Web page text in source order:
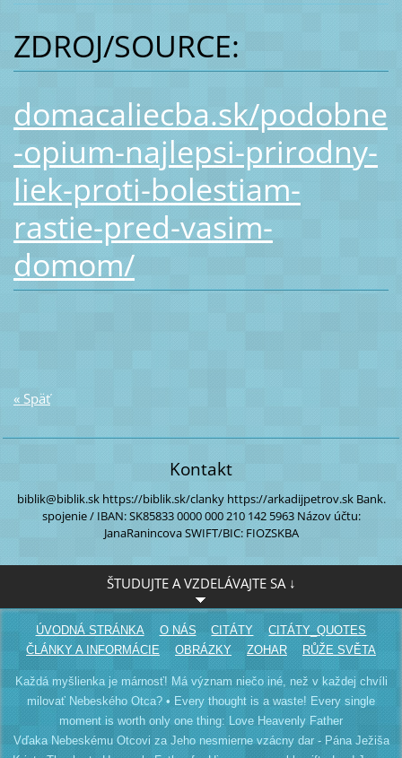
ZDROJ/SOURCE:
domacaliecba.sk/podobne
-opium-najlepsi-prirodny-
liek-proti-bolestiam-
rastie-pred-vasim-
domom/
« Späť
Kontakt
biblik@biblik.skhttps://biblik.sk/clankyhttps://arkadijpetrov.skBank.
spojenie / IBAN:SK85833 0000000 210 142 5963Názov účtu:
JanaRanincovaSWIFT/BIC: FIOZSKBA
ŠTUDUJTE A VZDELÁVAJTE SA ↓
ÚVODNÁ STRÁNKA O NÁS CITÁTY
CITÁTY_QUOTES
ČLÁNKY A INFORMÁCIE
OBRÁZKY ZOHAR RŮŽE SVĚTA
Každá myšlienka je márnosť! Má význam niečo iné, než v každej chvíli
milovať Nebeského Otca? • Every thought is a waste! Every single
moment is worth only one thing: Love Heavenly Father
Vďaka Nebeskému Otcovi za Jeho nesmierne vzácny dar - Pána Ježiša